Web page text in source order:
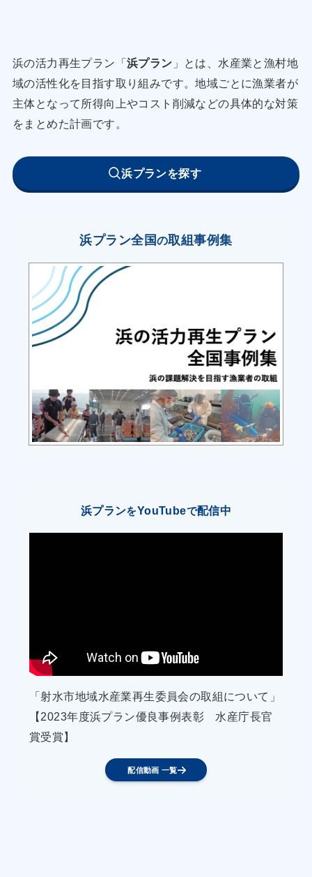
れた鮮魚荷捌き施設の整備について検討し、関係
者と協議する。
（４） 漁協は、県の農林水産物条件不利性解消事
業を活用して海水冷却
② 鮮魚の島外出荷量の増加
（１） 漁協と漁業者は、県漁連等から情報収集に
引き合い調査を継続しつつ、島外出荷先の開拓・
を行い、魚種と出荷先、その手法の絞り込みを行
う。
（２） 漁協は、島外飲食店等への宮古島産鮮魚の
PR を行い、出荷量の
③ モズク原藻単価の向上及び水揚量の増加
（１） 漁協は、特定区画漁業権を拡大し、養殖面
積を確保する。
展張枚数 5 枚を増やし、生産量向上を図る。
（５） 漁協と漁業者は、地元由来株の特徴等につ
いて勉強会を行い、そ
の優位性を共有して「宮古島もずく」ブランド化
の意識を高める。
④ アーサ水揚量の増加
（１） 漁協は、特定区画漁業権の拡大を行い、養
浜の活力再生プラン「浜プラン 」とは、水産業と漁村地
域の活性化を目指す取り組みです。地域ごとに漁業者が
主体となって所得向上やコスト削減などの具体的な対策
をまとめた計画です。
浜プランを探す
浜プラン全国の取組事例集
浜プランをYouTubeで配信中
「射水市地域水産業再生委員会の取組について」
【2023年度浜プラン優良事例表彰 水産庁長官
賞受賞】
配信動画 一覧